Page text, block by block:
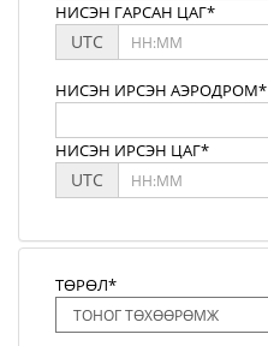
НИСЭН ГАРСАН ЦАГ*
UTC
НИСЭН ИРСЭН АЭРОДРОМ*
НИСЭН ИРСЭН ЦАГ*
UTC
ТӨРӨЛ*